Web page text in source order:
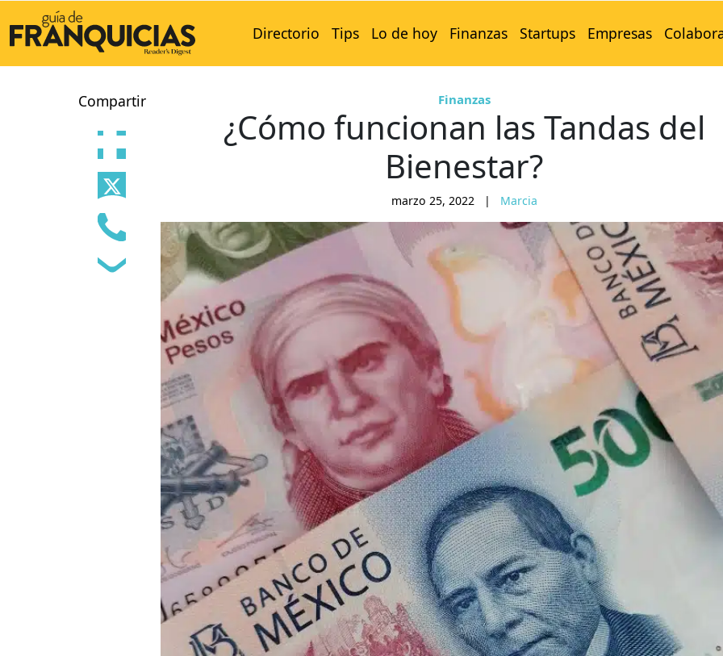
Directorio Tips Lo de hoy Finanzas Startups Empresas
Compartir Finanzas
¿Cómo funcionan las Tandas del
Bienestar?
marzo 25, 2022 | Marcia